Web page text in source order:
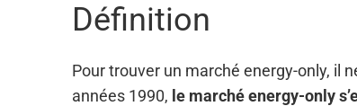
Définition
Pour trouver un marché energy-only, il
années 1990, le marché energy-only